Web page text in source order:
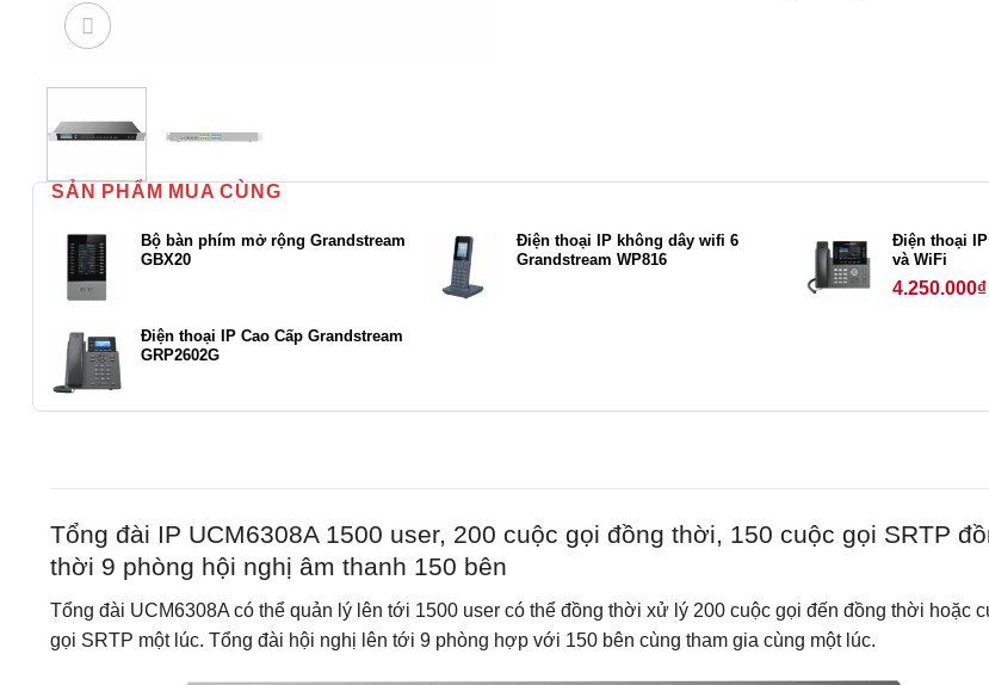
SẢN PHẨM MUA CÙNG
Bộ bàn phím mở rộng Grandstream
GBX20
Điện thoại IP không dây wifi 6
Grandstream WP816
Điện thoại IP
và WiFi
4.250.000₫
Điện thoại IP Cao Cấp Grandstream
GRP2602G
Tổng đài IP UCM6308A 1500 user, 200 cuộc gọi đồng thời, 150 cuộc gọi SRTP
thời 9 phòng hội nghị âm thanh 150 bên
Tổng đài UCM6308A có thể quản lý lên tới 1500 user có thể đồng thời xử lý 200 cuộc gọi đến đồng thời hoặc
gọi SRTP một lúc. Tổng đài hội nghị lên tới 9 phòng hợp với 150 bên cùng tham gia cùng một lúc.